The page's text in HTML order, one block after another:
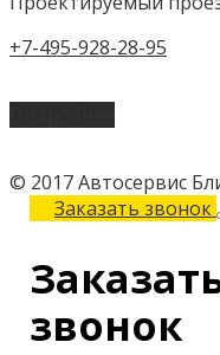
+7-495-928-28-95
© 2017 Автосервис
Заказать звонок
звонок